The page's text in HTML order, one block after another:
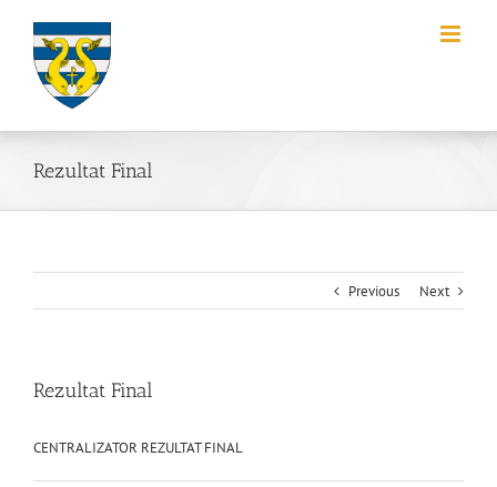
Rezultat Final
Previous Next
Rezultat Final
CENTRALIZATOR REZULTAT FINAL